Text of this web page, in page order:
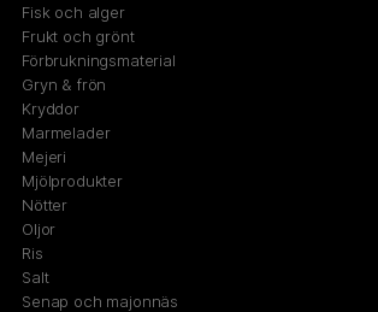
Fisk och alger
Frukt och grönt
Förbrukningsmaterial
Gryn & frön
Kryddor
Marmelader
Mejeri
Mjölprodukter
Nötter
Oljor
Ris
Salt
Senap och majonnäs